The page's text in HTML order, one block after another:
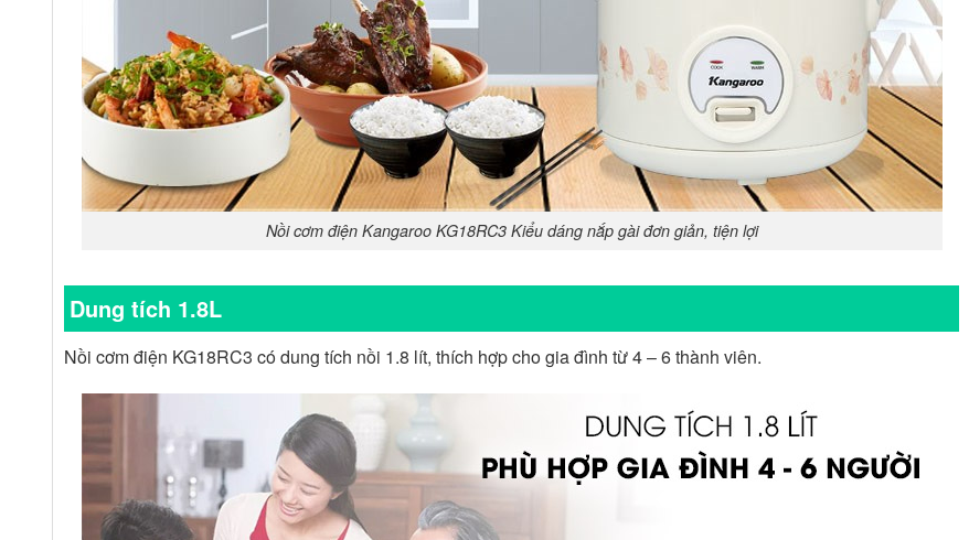
Nồi cơm điện Kangaroo KG18RC3 Kiểu dáng nắp gài đơn giản, tiện lợi
Dung tích 1.8L
Nồi cơm điện KG18RC3 có dung tích nồi 1.8 lít, thích hợp cho gia đình từ 4 – 6 thành viên.